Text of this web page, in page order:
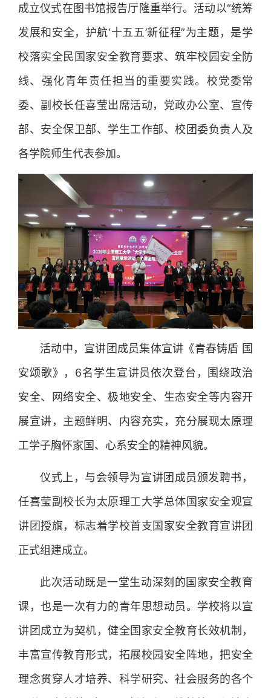
成立仪式在图书馆报告厅隆重举行。活动以“统筹
发展和安全，护航‘十五五’新征程”为主题，是学
校落实全民国家安全教育要求、筑牢校园安全防
线、强化青年责任担当的重要实践。校党委常
委、副校长任喜莹出席活动，党政办公室、宣传
部、安全保卫部、学生工作部、校团委负责人及
各学院师生代表参加。
活动中，宣讲团成员集体宣讲《青春铸盾 国
安颂歌》，6名学生宣讲员依次登台，围绕政治
安全、网络安全、极地安全、生态安全等内容开
展宣讲，主题鲜明、内容充实，充分展现太原理
工学子胸怀家国、心系安全的精神风貌。
仪式上，与会领导为宣讲团成员颁发聘书，
任喜莹副校长为太原理工大学总体国家安全观宣
讲团授旗，标志着学校首支国家安全教育宣讲团
正式组建成立。
此次活动既是一堂生动深刻的国家安全教育
课，也是一次有力的青年思想动员。学校将以宣
讲团成立为契机，健全国家安全教育长效机制，
丰富宣传教育形式，拓展校园安全阵地，把安全
理念贯穿人才培养、科学研究、社会服务的各个